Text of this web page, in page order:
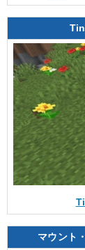
マウント